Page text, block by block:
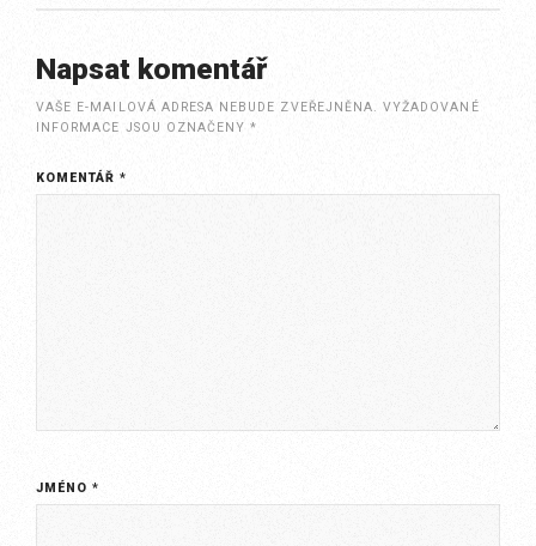
Napsat komentář
VAŠE E-MAILOVÁ ADRESA NEBUDE ZVEŘEJNĚNA. VYŽADOVANÉ
INFORMACE JSOU OZNAČENY*
KOMENTÁŘ*
JMÉNO*